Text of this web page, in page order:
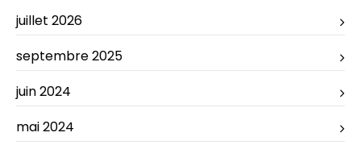
juillet 2026
septembre 2025
juin 2024
mai 2024